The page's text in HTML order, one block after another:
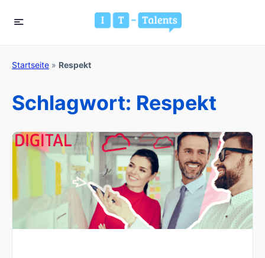
Startseite » Respekt
Schlagwort: Respekt